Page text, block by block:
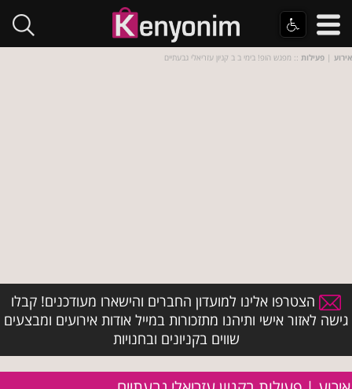
אירוע | פעילות :: מפגש הופ! בימי ב ב קניון עזריאלי גבעתיים
הצטרפו אלינו למועדון החברים והישארו מעודכנים! קבלו
גישה לאזור אישי ותיהנו מתזכורות במייל אודות אירועים ומבצעים
שווים בקניונים ובחנויות